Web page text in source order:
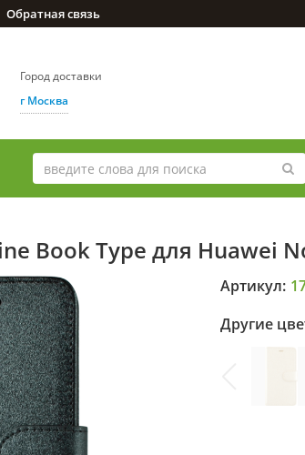
Обратная связь
Город доставки
г Москва
Book Type для Huawei
Артикул:
Другие